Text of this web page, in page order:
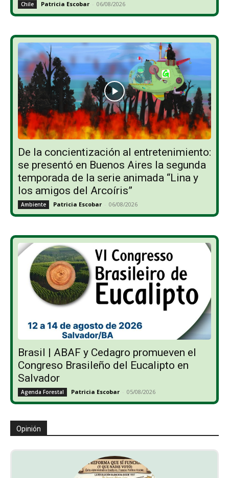
Chile Patricia Escobar - 06/08/2026
De la concientización al entretenimiento:
se presentó en Buenos Aires la segunda
temporada de la serie animada “Lina y
los amigos del Arcoíris”
Ambiente Patricia Escobar - 06/08/2026
Brasil | ABAF y Cedagro promueven el
Congreso Brasileño del Eucalipto en
Salvador
Agenda Forestal Patricia Escobar - 05/08/2026
Opinión